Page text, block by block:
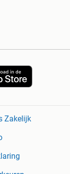
Zakelijk